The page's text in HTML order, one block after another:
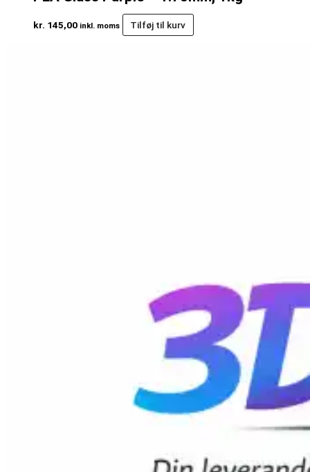
kr. 145,00 inkl. moms Tilføj til kurv